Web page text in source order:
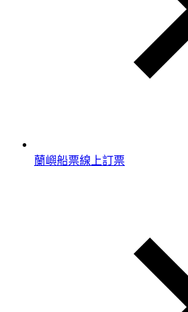
蘭嶼船票線上訂票